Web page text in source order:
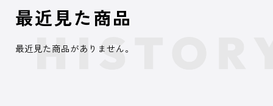
最近見た商品
最近見た商品がありません。